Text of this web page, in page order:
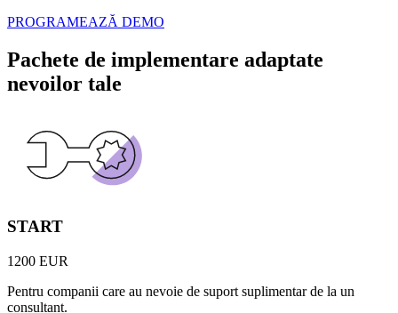
PROGRAMEAZĂ DEMO
Pachete de implementare adaptate
nevoilor tale
START
1200 EUR
Pentru companii care au nevoie de suport suplimentar de la un
consultant.